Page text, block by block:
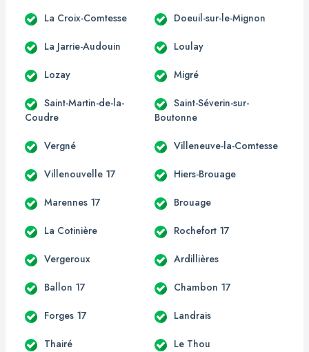
La Croix-Comtesse Doeuil-sur-le-Mignon
La Jarrie-Audouin Loulay
Lozay Migré
Saint-Martin-de-la-
Coudre
Saint-Séverin-sur-
Boutonne
Vergné Villeneuve-la-Comtesse
Villenouvelle 17 Hiers-Brouage
Marennes 17 Brouage
La Cotinière Rochefort 17
Vergeroux Ardillières
Ballon 17 Chambon 17
Forges 17 Landrais
Thairé Le Thou